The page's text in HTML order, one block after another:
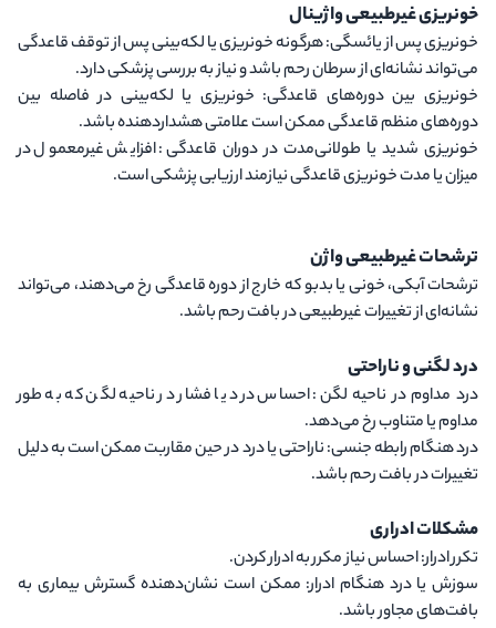
خونریزی غیرطبیعی واژینال
خونریزی پس از یائسگی: هرگونه خونریزی یا لکه‌بینی پس از توقف قاعدگی
می‌تواند نشانه‌ای از سرطان رحم باشد و نیاز به بررسی پزشکی دارد.
خونریزی بین دوره‌های قاعدگی: خونریزی یا لکه‌بینی در فاصله بین
دوره‌های منظم قاعدگی ممکن است علامتی هشداردهنده باشد.
خونریزی شدید یا طولانی‌مدت در دوران قاعدگی: افزایش غیرمعمول در
میزان یا مدت خونریزی قاعدگی نیازمند ارزیابی پزشکی است.
ترشحات غیرطبیعی واژن
ترشحات آبکی، خونی یا بدبو که خارج از دوره قاعدگی رخ می‌دهند، می‌تواند
نشانه‌ای از تغییرات غیرطبیعی در بافت رحم باشد.
درد لگنی و ناراحتی
درد مداوم در ناحیه لگن: احساس درد یا فشار در ناحیه لگن که به طور
مداوم یا متناوب رخ می‌دهد.
درد هنگام رابطه جنسی: ناراحتی یا درد در حین مقاربت ممکن است به دلیل
تغییرات در بافت رحم باشد.
مشکلات ادراری
تکرر ادرار: احساس نیاز مکرر به ادرار کردن.
سوزش یا درد هنگام ادرار: ممکن است نشان‌دهنده گسترش بیماری به
بافت‌های مجاور باشد.